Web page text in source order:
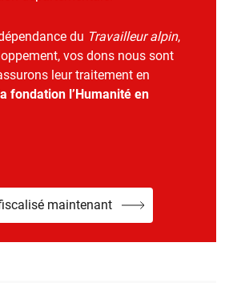
du Travailleur alpin,
vos dons nous sont
leur traitement en
fondation l’Humanité en
maintenant